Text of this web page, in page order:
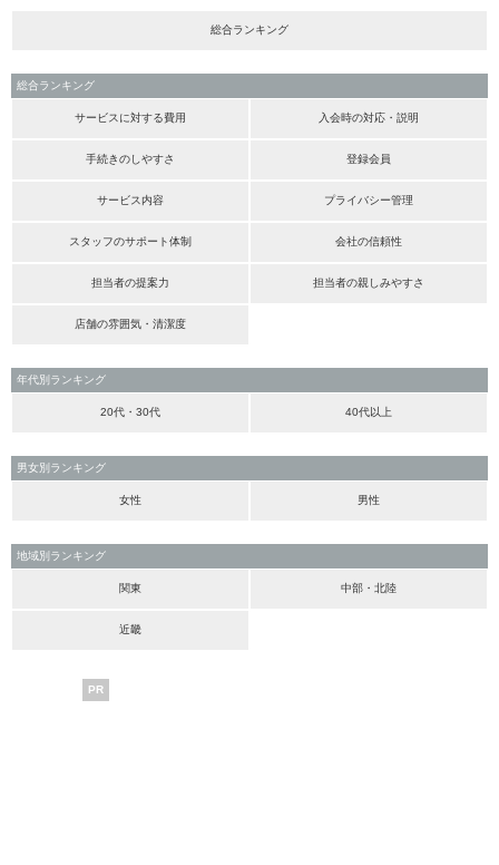
総合ランキング
総合ランキング
サービスに対する費用 入会時の対応・説明
手続きのしやすさ 登録会員
サービス内容 プライバシー管理
スタッフのサポート体制 会社の信頼性
担当者の提案力 担当者の親しみやすさ
店舗の雰囲気・清潔度
年代別ランキング
20代・30代 40代以上
男女別ランキング
女性 男性
地域別ランキング
関東 中部・北陸
近畿
PR